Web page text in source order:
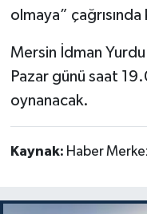
olmaya”
Mersin İdman Yurdu
Pazar günü saat
oynanacak.
Kaynak: Haber